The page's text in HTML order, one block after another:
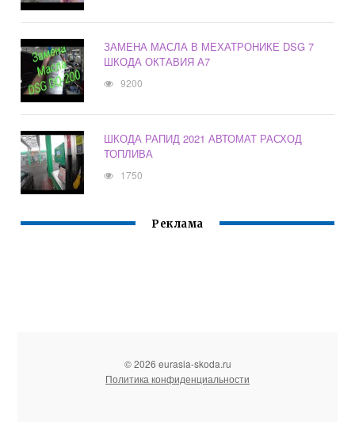
ЗАМЕНА МАСЛА В МЕХАТРОНИКЕ DSG 7
ШКОДА ОКТАВИЯ А7
9200
ШКОДА РАПИД 2021 АВТОМАТ РАСХОД
ТОПЛИВА
1750
Реклама
© 2026 eurasia-skoda.ru
Политика конфиденциальности